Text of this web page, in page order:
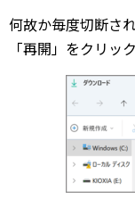
何故か毎度切断され
「再開」をクリッ